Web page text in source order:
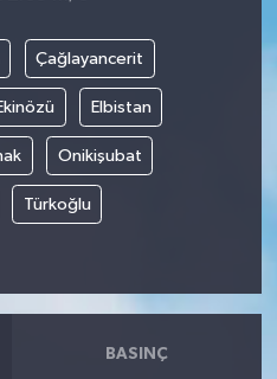
Çağlayancerit
Elbistan
Onikişubat
Türkoğlu
BASINÇ